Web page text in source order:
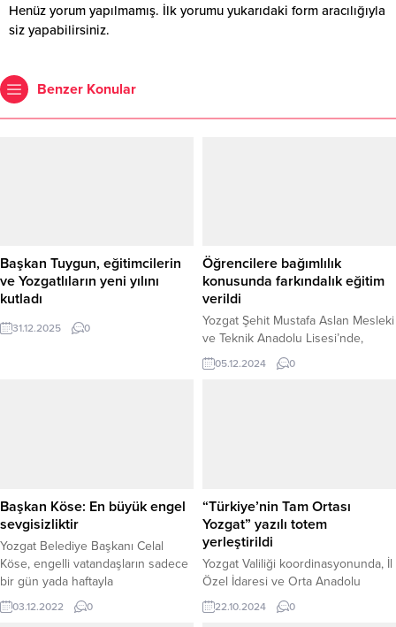
Henüz yorum yapılmamış. İlk yorumu yukarıdaki form aracılığıyla
siz yapabilirsiniz.
Benzer Konular
Başkan Tuygun, eğitimcilerin
ve Yozgatlıların yeni yılını
kutladı
31.12.2025 0
Öğrencilere bağımlılık
konusunda farkındalık eğitim
verildi
Yozgat Şehit Mustafa Aslan Mesleki
ve Teknik Anadolu Lisesi’nde,
öğrenciler ve öğretmenler için
bağımlılıkla mücadeleye yönelik
kullanımının zararları hakkında bilgi
vermek ve bağımlılıkla ilgili
farkındalık oluşturmaktı. Eğitimde
okul öğretmenlerine...
05.12.2024 0
Başkan Köse: En büyük engel
sevgisizliktir
Yozgat Belediye Başkanı Celal
Köse, engelli vatandaşların sadece
bir gün yada haftayla
hatırlanmaması gerektiğini
belirterek “Engelli vatandaşlarımızın
03.12.2022 0
“Türkiye’nin Tam Ortası
Yozgat” yazılı totem
yerleştirildi
Yozgat Valiliği koordinasyonunda, İl
Özel İdaresi ve Orta Anadolu
Kalkınma Ajansı (ORAN) tarafından
yürütülen projeler kapsamında
22.10.2024 0